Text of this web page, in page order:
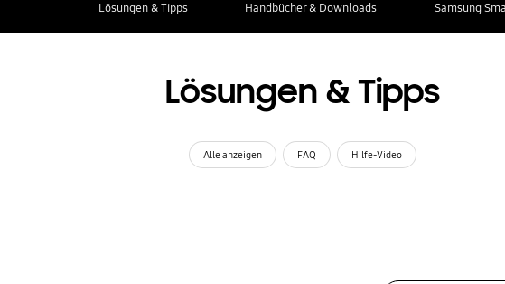
Lösungen & Tipps Handbücher & Downloads Samsung
Lösungen & Tipps
Alle anzeigen FAQ Hilfe-Video